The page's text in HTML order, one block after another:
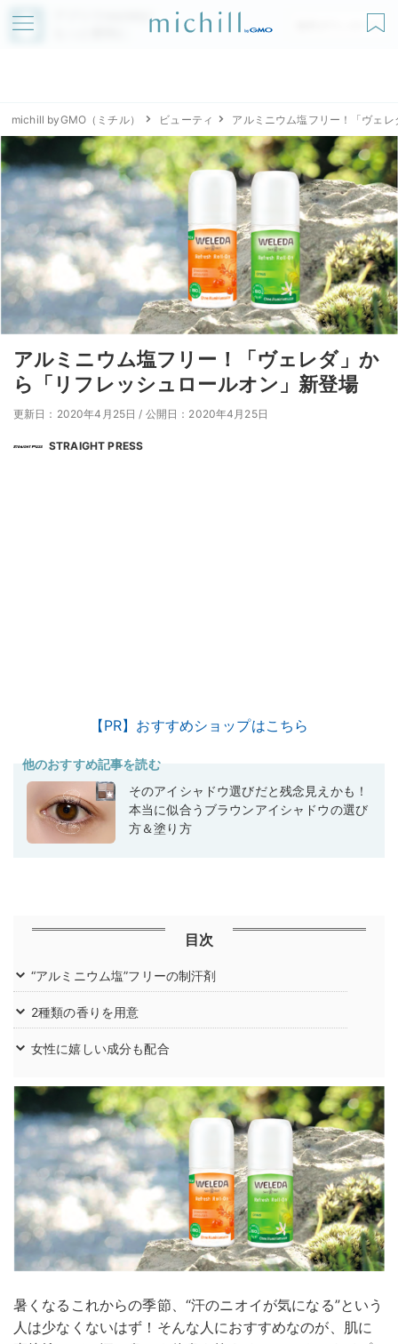
アプリでmichillが
無料ダウンロード
michill byGMO（ミチル） ビューティ アルミニウム塩フリー！「ヴェ
アルミニウム塩フリー！「ヴェレダ」か
ら「リフレッシュロールオン」新登場
更新日：2020年4月25日 / 公開日：2020年4月25日
STRAIGHT PRESS
【PR】おすすめショップはこちら
他のおすすめ記事を読む
そのアイシャドウ選びだと残念見えかも！
本当に似合うブラウンアイシャドウの選び
方＆塗り方
目次
“アルミニウム塩”フリーの制汗剤
2種類の香りを用意
女性に嬉しい成分も配合
暑くなるこれからの季節、“汗のニオイが気になる”という
人は少なくないはず！そんな人におすすめなのが、肌に